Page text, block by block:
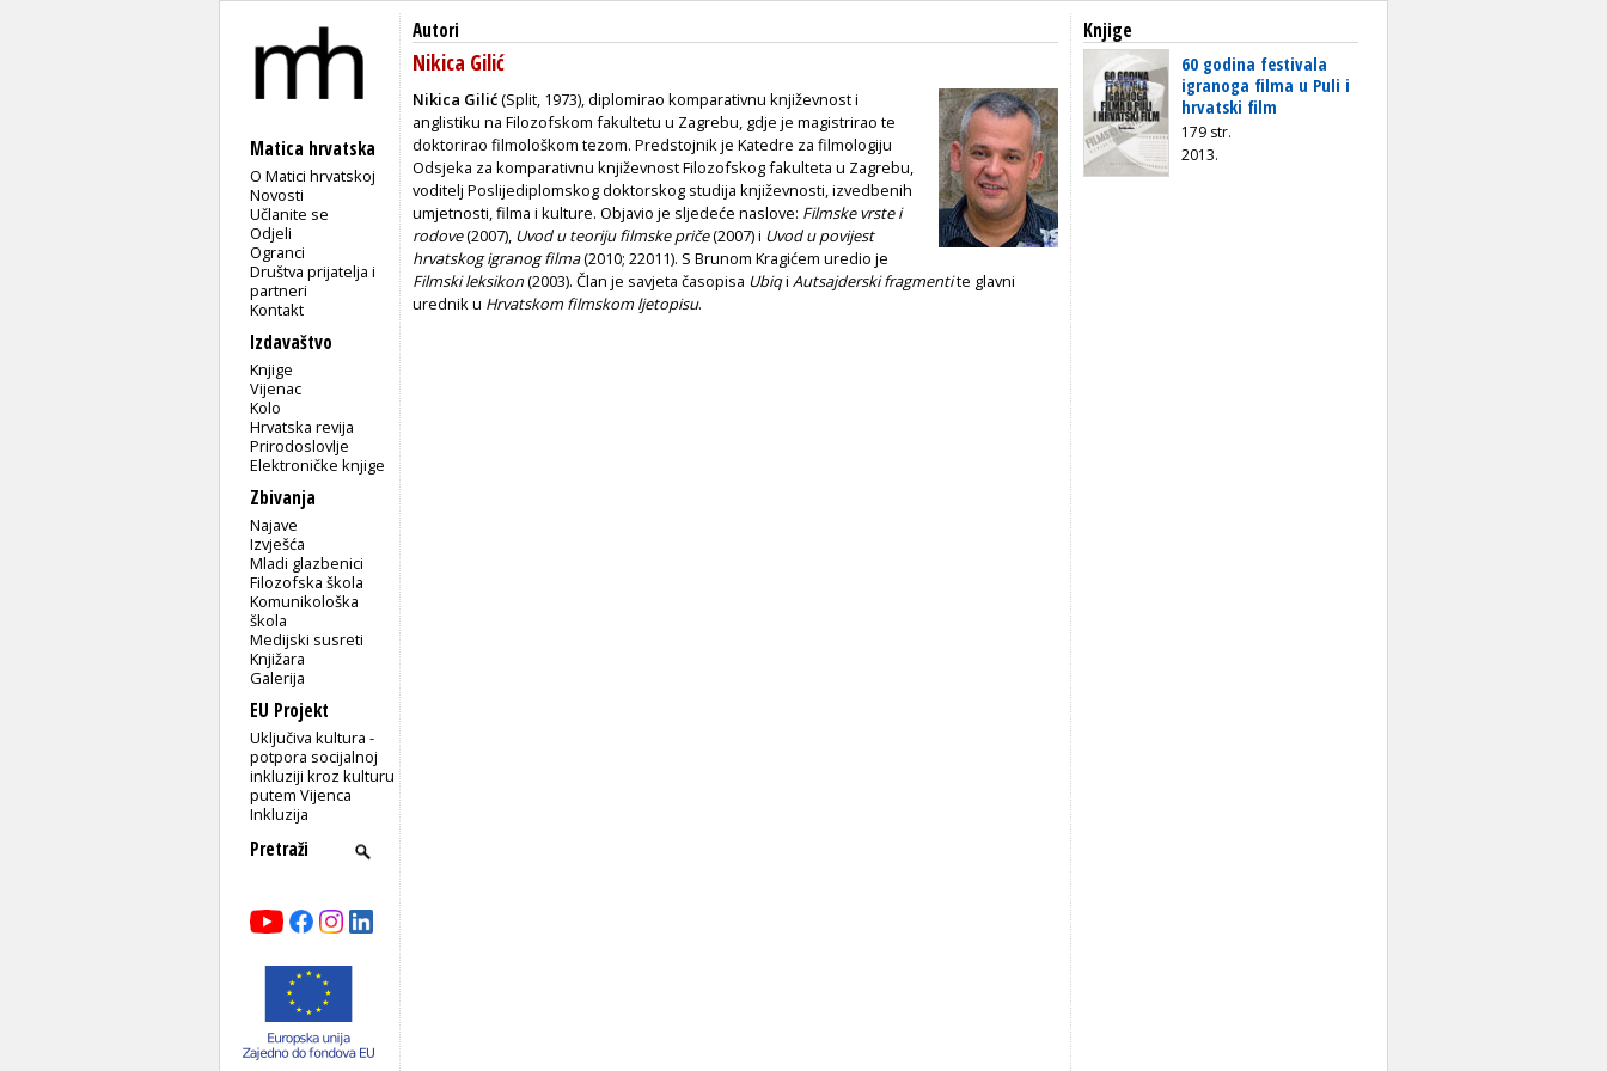
Matica hrvatska
O Matici hrvatskoj
Novosti
Učlanite se
Odjeli
Ogranci
Društva prijatelja i
partneri
Kontakt
Izdavaštvo
Knjige
Vijenac
Kolo
Hrvatska revija
Prirodoslovlje
Elektroničke knjige
Zbivanja
Najave
Izvješća
Mladi glazbenici
Filozofska škola
Komunikološka
škola
Medijski susreti
Knjižara
Galerija
EU Projekt
Uključiva kultura -
potpora socijalnoj
inkluziji kroz kulturu
putem Vijenca
Inkluzija
Autori
Nikica Gilić
Nikica Gilić(Split, 1973), diplomirao komparativnu književnost i
anglistiku na Filozofskom fakultetu u Zagrebu, gdje je magistrirao te
doktorirao filmološkom tezom. Predstojnik je Katedre za filmologiju
Odsjeka za komparativnu književnost Filozofskog fakulteta u Zagrebu,
voditelj Poslijediplomskog doktorskog studija književnosti, izvedbenih
umjetnosti, filma i kulture. Objavio je sljedeće naslove: Filmske vrste i
rodove(2007), Uvod u teoriju filmske priče(2007) i Uvod u povijest
hrvatskog igranog filma(2010; 22011). S Brunom Kragićem uredio je
Filmski leksikon(2003). Član je savjeta časopisa Ubiqi Autsajderski fragmentite glavni
urednik u Hrvatskom filmskom ljetopisu.
Knjige
60 godina festivala
igranoga filma u Puli i
hrvatski film
179 str.
2013.